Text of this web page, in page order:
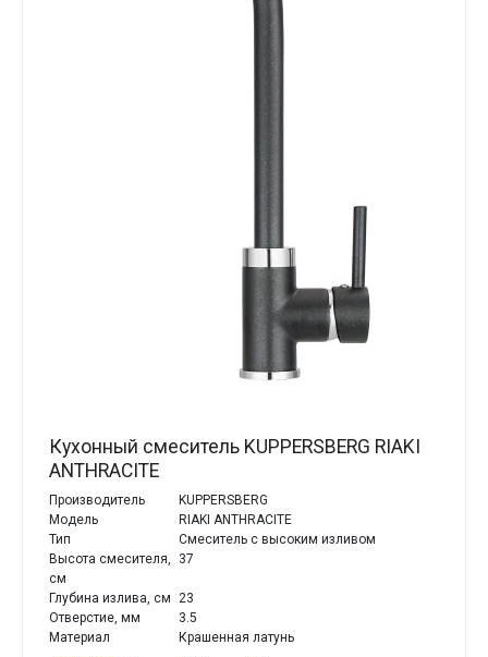
Кухонный смеситель KUPPERSBERG RIAKI
ANTHRACITE
Производитель
KUPPERSBERG
Модель
RIAKI ANTHRACITE
Тип
Смеситель с высоким изливом
Высота смесителя,
см
37
Глубина излива, см 23
Отверстие, мм
3.5
Материал
Крашенная латунь